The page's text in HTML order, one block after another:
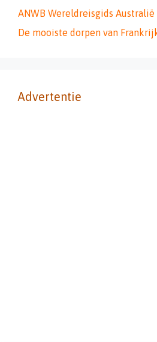
ANWB Wereldreisgids Australië
De mooiste dorpen van
Advertentie